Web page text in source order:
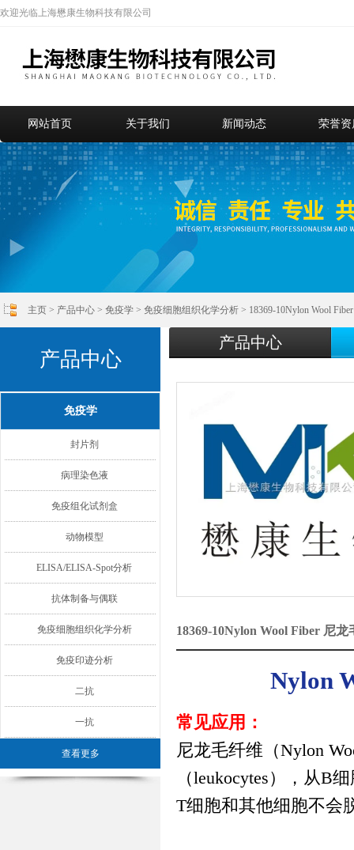
欢迎光临上海懋康生物科技有限公司
网站首页 关于我们 新闻动态 荣誉资
主页 > 产品中心 > 免疫学 > 免疫细胞组织化学分析 > 18369-10Nylon Wool
产品中心
免疫学
封片剂
病理染色液
免疫组化试剂盒
动物模型
ELISA/ELISA-Spot分析
抗体制备与偶联
免疫细胞组织化学分析
免疫印迹分析
二抗
一抗
查看更多
产品中心
18369-10Nylon Wool Fiber 尼
Nylon
常见应用：
尼龙毛纤维（Nylon
（leukocytes），从B细
T细胞和其他细胞不会